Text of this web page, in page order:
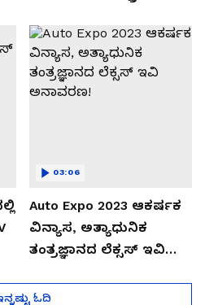
Auto Expo 2023 ಆಕರ್ಷಕ
ವಿನ್ಯಾಸ, ಅತ್ಯಾಧುನಿಕ
ತಂತ್ರಜ್ಞಾನದ ಲೆಕ್ಸಸ್ ಇವಿ
03:06
ಓದಿ